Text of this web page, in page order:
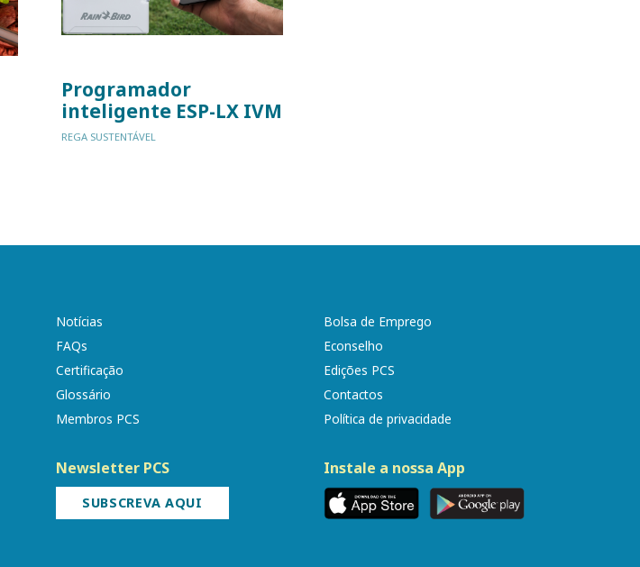
Programador
inteligente ESP-LX IVM
REGA SUSTENTÁVEL
Notícias
FAQs
Certificação
Glossário
Membros PCS
Newsletter PCS
SUBSCREVA AQUI
Bolsa de Emprego
Econselho
Edições PCS
Contactos
Política de privacidade
Instale a nossa App